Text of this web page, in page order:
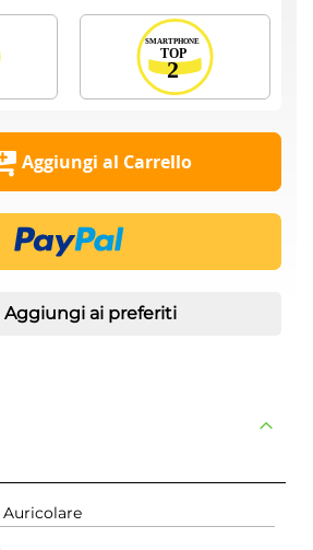
Aggiungi al Carrello
Aggiungi ai preferiti